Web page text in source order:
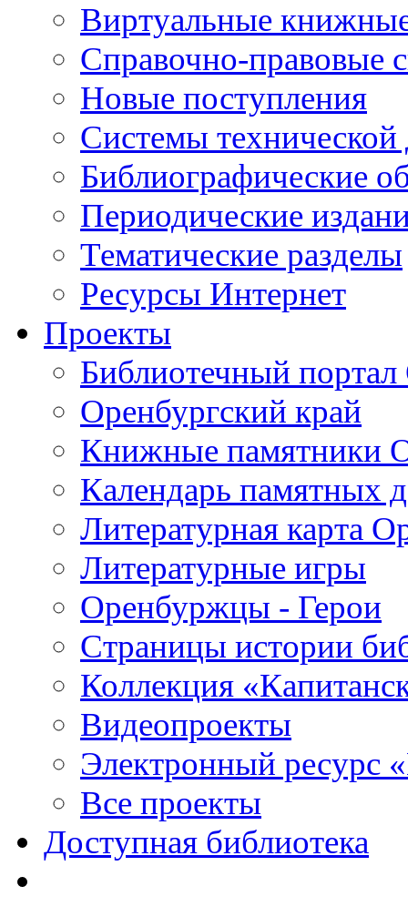
Виртуальные
Справочно-правовые
Новые поступления
Cистемы
Библиографические
Периодические
Тематические разделы
Ресурсы Интернет
Проекты
Библиотечный портал
Оренбургский край
Книжные памятники
Календарь памятных
Литературная карта
Литературные игры
Оренбуржцы - Герои
Страницы истории
Коллекция
Видеопроекты
Электронный ресурс
Все проекты
Доступная библиотека